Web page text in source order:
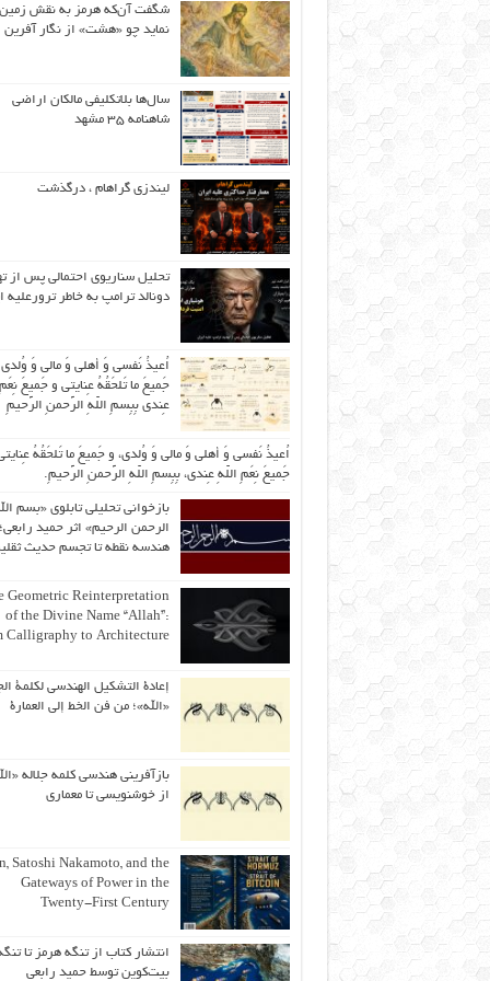
شگفت آن‌که هرمز به نقش زمین
نماید چو «هشت» از نگار آفرین
سال‌ها بلاتکلیفی مالکان اراضی
شاهنامه ۳۵ مشهد
لیندزی گراهام ، درگذشت
تحلیل سناریوی احتمالی پس از
دونالد ترامپ به خاطر ترورعلیه
اُعیذُ نَفسی وَ أهلی وَ مالی وَ
جَمیعَ ما تَلحَقُهُ عِنایتی و جَمیعَ نِعَمِ
عِندی بِبِسمِ اللّهِ الرَّحمنِ الرَّحیمِ
اُعیذُ نَفسی وَ أهلی وَ مالی وَ وُلدی، و جَمیعَ ما تَلحَقُهُ
جَمیعَ نِعَمِ اللّهِ عِندی، بِبِسمِ اللّهِ الرَّحمنِ الرَّحیمِ.
بازخوانی تحلیلی تابلوی «بسم
الرحمن الرحیم» اثر حمید رابعی؛
هندسه نقطه تا تجسم حدیث
Geometric Reinterpretation
of the Divine Name “Allah”:
Calligraphy to Architecture
إعادة التشكيل الهندسي لكلمة
«الله»؛ من فن الخط إلى العمارة
بازآفرینی هندسی کلمه جلاله
از خوشنویسی تا معماری
Satoshi Nakamoto, and the
Gateways of Power in the
Twenty-First Century
انتشار کتاب از تنگه هرمز تا
بیت‌کوین توسط حمید رابعی